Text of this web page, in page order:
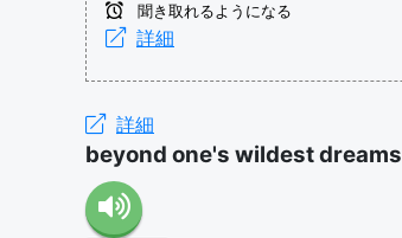
聞き取れるようになる
詳細
詳細
beyond one's wildest dreams